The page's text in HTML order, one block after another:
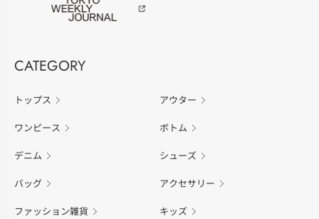
CATEGORY
トップス アウター
ワンピース ボトム
デニム シューズ
バッグ アクセサリー
ファッション雑貨 キッズ